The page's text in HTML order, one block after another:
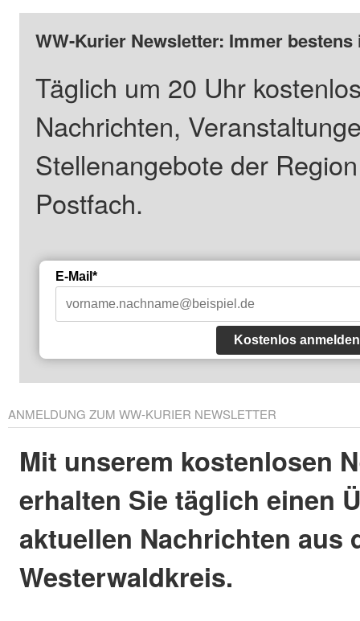
WW-Kurier Newsletter: Immer
Täglich um 20 Uhr
Nachrichten,
Stellenangebote der
Postfach.
E-Mail*
Kostenlos anmelden
ANMELDUNG ZUM WW-KURIER NEWSLETTER
Mit unserem kostenlosen
erhalten Sie täglich einen
aktuellen Nachrichten aus
Westerwaldkreis.